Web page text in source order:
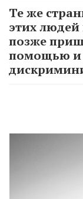
Те же
этих
позже
помощью и